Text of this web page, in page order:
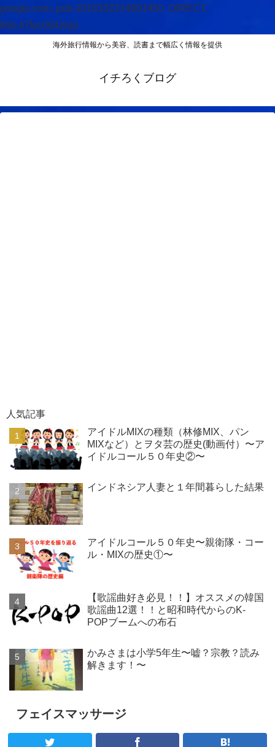
google.com, pub-2015332214601450, DIRECT,
f08c47fec0942fa0
海外旅行情報から美容、読書まで幅広く情報を提供
イチろくブログ
人気記事
アイドルMIXの種類（林修MIX、パン
MIXなど）とヲタ芸の歴史(動画付）〜ア
イドルコール５０年史②〜
インドネシア人妻と１年間暮らした結果
アイドルコール５０年史〜親衛隊・コー
ル・MIXの歴史①〜
【歌謡曲好き必見！！】オススメの韓国
歌謡曲12選！！と昭和時代からのK-
POPブームへの布石
かみさまは小学5年生〜嘘？宗教？読み
解きます！〜
フェイスマッサージ